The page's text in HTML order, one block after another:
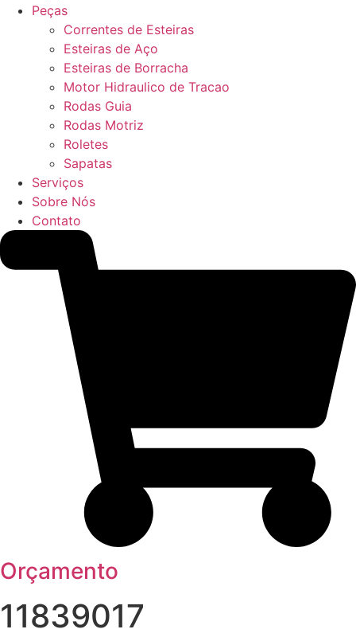
Peças
Correntes de Esteiras
Esteiras de Aço
Esteiras de Borracha
Motor Hidraulico de Tracao
Rodas Guia
Rodas Motriz
Roletes
Sapatas
Serviços
Sobre Nós
Contato
Orçamento
11839017